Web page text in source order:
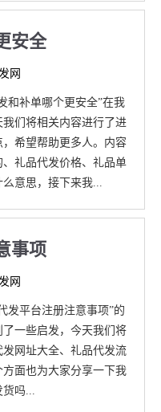
安全
网
和补单哪个更安全”在我
们将相关内容进行了进
希望帮助更多人。内容
礼品代发价格、礼品单
意思，接下来我...
事项
网
发平台注册注意事项”的
一些启发，今天我们将
网址大全、礼品代发流
面也为大家分享一下我
货吗...